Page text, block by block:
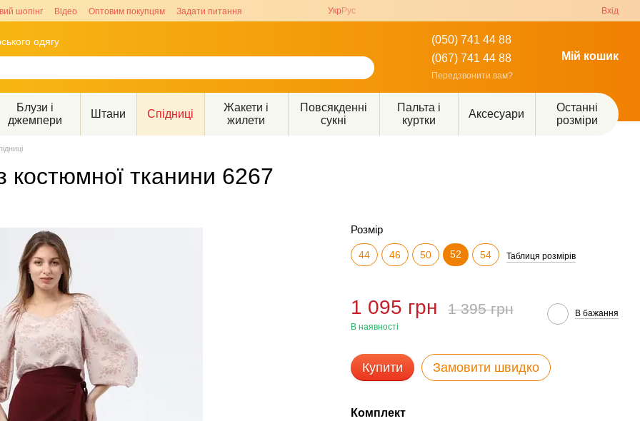
шопінг Відео Оптовим покупцям Задати питання Укр Рус Вхід
одягу
(050) 741 44 88
(067) 741 44 88
Передзвонити вам?
Мій кошик
Блузи і
джемпери
Штани Спідниці
Жакети і
жилети
Повсякденні
сукні
Пальта і
куртки
Аксесуари
Останні
розміри
костюмної тканини 6267
Розмір
44 46 50 52 54 Таблиця розмірів
1 095 грн 1 395 грн
В наявності
В бажання
Купити Замовити швидко
Комплект